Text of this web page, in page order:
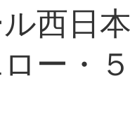
ル西日
ー・